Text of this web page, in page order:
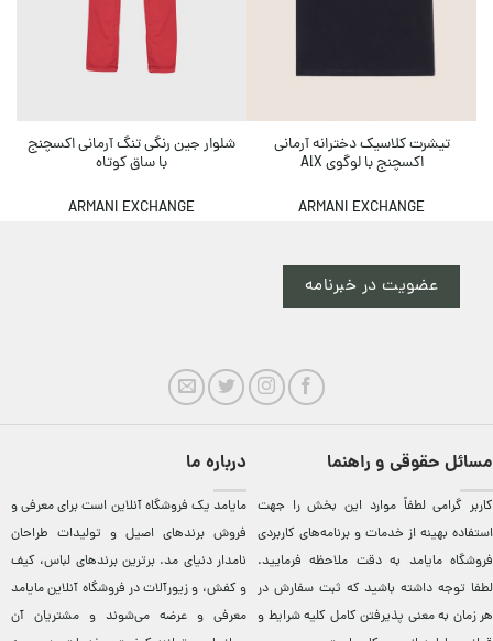
تیشرت کلاسیک دخترانه آرمانی
اکسچنج با لوگوی AlX
ARMANI EXCHANGE
شلوار جین رنگی تنگ آرمانی اکسچنج
با ساق کوتاه
ARMANI EXCHANGE
عضویت در خبرنامه
مسائل حقوقی و راهنما
کاربر گرامی لطفاً موارد این بخش را جهت
استفاده بهینه از خدمات و برنامه‌‏های کاربردی
فروشگاه مایامد به دقت ملاحظه فرمایید.
لطفا توجه داشته باشید که ثبت سفارش در
هر زمان به معنی پذیرفتن کامل کلیهشرایط و
درباره ما
مایامد يک فروشگاه آنلاين است برای معرفی و
فروش برندهای اصيل و توليدات طراحان
نامدار دنيای مد. برترين‌ برندهای لباس، کيف
و کفش، و زيورآلات در فروشگاه آنلاين مایامد
معرفی و عرضه می‌شوند و مشتريان آن